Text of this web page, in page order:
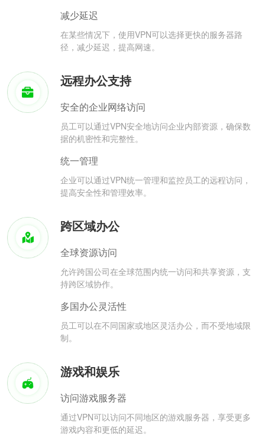
减少延迟
在某些情况下，使用VPN可以选择更快的服务器路
径，减少延迟，提高网速。
远程办公支持
安全的企业网络访问
员工可以通过VPN安全地访问企业内部资源，确保数
据的机密性和完整性。
统一管理
企业可以通过VPN统一管理和监控员工的远程访问，
提高安全性和管理效率。
跨区域办公
全球资源访问
允许跨国公司在全球范围内统一访问和共享资源，支
持跨区域协作。
多国办公灵活性
员工可以在不同国家或地区灵活办公，而不受地域限
制。
游戏和娱乐
访问游戏服务器
通过VPN可以访问不同地区的游戏服务器，享受更多
游戏内容和更低的延迟。